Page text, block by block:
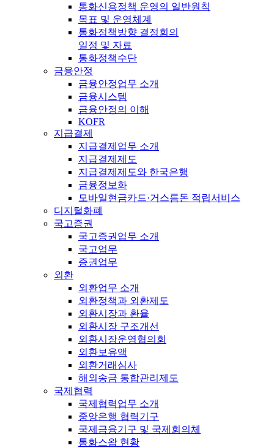
통화신용정책 운영의 일반원칙
목표 및 운영체계
통화정책방향 결정회의
일정 및 자료
통화정책수단
금융안정
금융안정업무 소개
금융시스템
금융안정의 이해
KOFR
지급결제
지급결제업무 소개
지급결제제도
지급결제제도와 한국은행
금융정보화
모바일현금카드·거스름돈 적립서비스
디지털화폐
국고증권
국고증권업무 소개
국고업무
증권업무
외환
외환업무 소개
외환정책과 외환제도
외환시장과 환율
외환시장 구조개선
외환시장운영협의회
외환보유액
외환거래심사
해외송금 통합관리제도
국제협력
국제협력업무 소개
중앙은행 협력기구
국제금융기구 및 국제회의체
통화스왑 현황